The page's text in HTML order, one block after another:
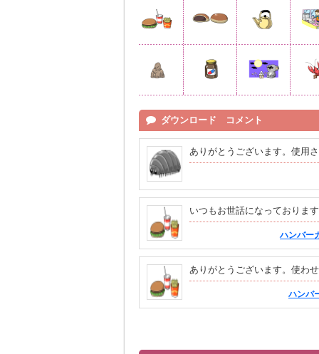
ダウンロード コメント
ありがとうございます。使用
いつもお世話になっておりま
ハンバ
ありがとうございます。使わ
ハンバ